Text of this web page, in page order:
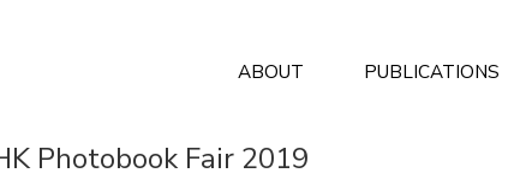
ABOUT PUBLICATIONS
Photobook Fair 2019